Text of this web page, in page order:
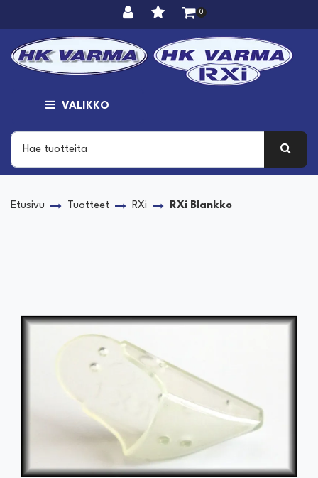
0
VALIKKO
Etusivu Tuotteet RXi RXi Blankko